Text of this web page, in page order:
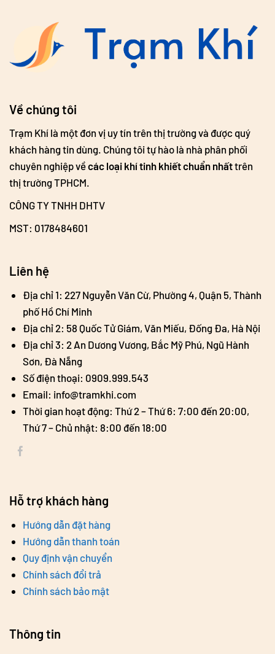
Về chúng tôi
Trạm Khí là một đơn vị uy tín trên thị trường và được quý
khách hàng tin dùng. Chúng tôi tự hào là nhà phân phối
chuyên nghiệp vềcác loại khí tinh khiết chuẩn nhấttrên
thị trường TPHCM.
CÔNG TY TNHH DHTV
MST: 0178484601
Liên hệ
Địa chỉ 1: 227 Nguyễn Văn Cừ, Phường 4, Quận 5, Thành
phố Hồ Chí Minh
Địa chỉ 2: 58 Quốc Tử Giám, Văn Miếu, Đống Đa, Hà Nội
Địa chỉ 3: 2 An Dương Vương, Bắc Mỹ Phú, Ngũ Hành
Sơn, Đà Nẵng
Số điện thoại: 0909.999.543
Email: info@tramkhi.com
Thời gian hoạt động: Thứ 2 – Thứ 6: 7:00 đến 20:00,
Thứ 7 – Chủ nhật: 8:00 đến 18:00
Hỗ trợ khách hàng
Hướng dẫn đặt hàng
Hướng dẫn thanh toán
Quy định vận chuyển
Chính sách đổi trả
Chính sách bảo mật
Thông tin